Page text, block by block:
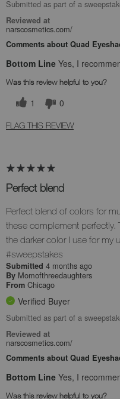
Submitted as part of a
Reviewed at
narscosmetics.com/
Comments about Quad
Bottom Line Yes, I
Was this review helpful to you?
1 0
FLAG THIS REVIEW
Perfect blend
Perfect blend of colors for
these complement
the darker color I use for my
#sweepstakes
Submitted 4 months ago
By Momofthreedaughters
From Chicago
Verified Buyer
Submitted as part of a
Reviewed at
narscosmetics.com/
Comments about Quad
Bottom Line Yes, I
Was this review helpful to you?